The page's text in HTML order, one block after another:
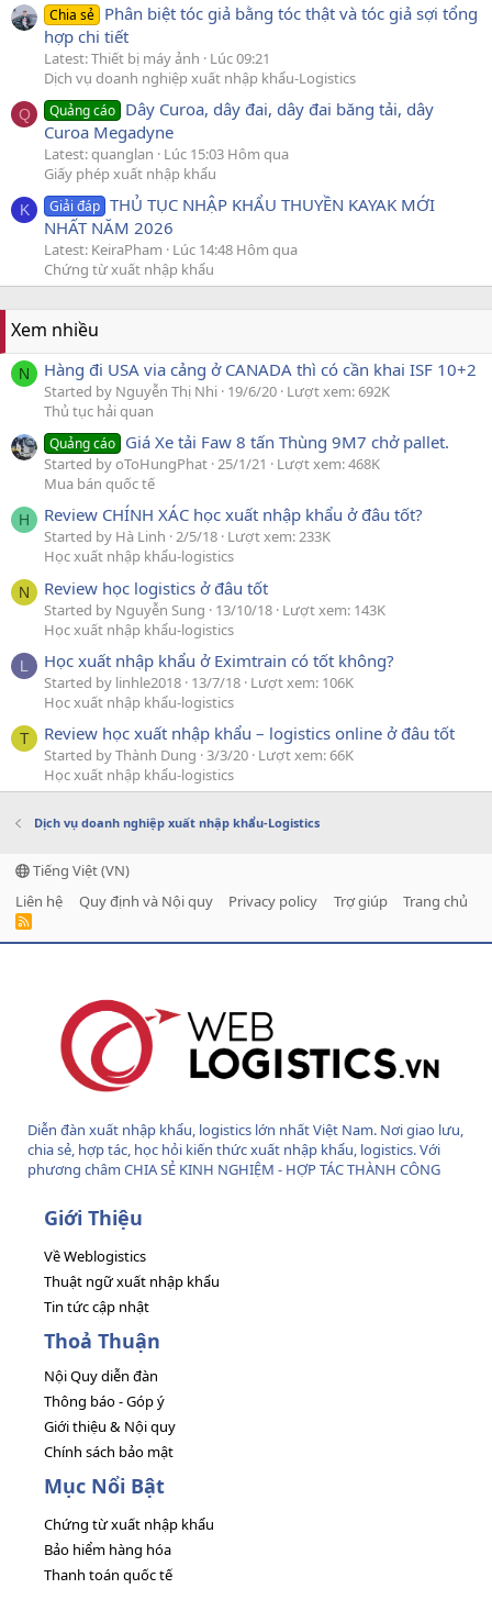
Chia sẻ Phân biệt tóc giả bằng tóc thật và tóc giả sợi tổng
hợp chi tiết
Latest: Thiết bị máy ảnh
Lúc 09:21
Dịch vụ doanh nghiệp xuất nhập khẩu-Logistics
Q Quảng cáo Dây Curoa, dây đai, dây đai băng tải, dây
Curoa Megadyne
Latest: quanglan
Lúc 15:03 Hôm qua
Giấy phép xuất nhập khẩu
K Giải đáp THỦ TỤC NHẬP KHẨU THUYỀN KAYAK MỚI
NHẤT NĂM 2026
Latest: KeiraPham
Lúc 14:48 Hôm qua
Chứng từ xuất nhập khẩu
Xem nhiều
N Hàng đi USA via cảng ở CANADA thì có cần khai ISF 10+2
Started by Nguyễn Thị Nhi 19/6/20 Lượt xem: 692K
Thủ tục hải quan
Quảng cáo Giá Xe tải Faw 8 tấn Thùng 9M7 chở pallet.
Started by oToHungPhat 25/1/21
Lượt xem: 468K
Mua bán quốc tế
H Review CHÍNH XÁC học xuất nhập khẩu ở đâu tốt?
Started by Hà Linh 2/5/18 Lượt xem: 233K
Học xuất nhập khẩu-logistics
N Review học logistics ở đâu tốt
Started by Nguyễn Sung 13/10/18 Lượt xem: 143K
Học xuất nhập khẩu-logistics
L Học xuất nhập khẩu ở Eximtrain có tốt không?
Started by linhle2018 13/7/18 Lượt xem: 106K
Học xuất nhập khẩu-logistics
T Review học xuất nhập khẩu – logistics online ở đâu tốt
Started by Thành Dung 3/3/20 Lượt xem: 66K
Học xuất nhập khẩu-logistics
Dịch vụ doanh nghiệp xuất nhập khẩu-Logistics
Tiếng Việt (VN)
Liên hệ
Quy định và Nội quy Privacy policy Trợ giúp Trang chủ
R
Diễn đàn xuất nhập khẩu, logistics lớn nhất Việt Nam. Nơi giao lưu,
chia sẻ, hợp tác, học hỏi kiến thức xuất nhập khẩu, logistics. Với
phương châm CHIA SẺ KINH NGHIỆM - HỢP TÁC THÀNH CÔNG
Giới Thiệu
Về Weblogistics
Thuật ngữ xuất nhập khẩu
Tin tức cập nhật
Thoả Thuận
Nội Quy diễn đàn
Thông báo - Góp ý
Giới thiệu & Nội quy
Chính sách bảo mật
Mục Nổi Bật
Chứng từ xuất nhập khẩu
Bảo hiểm hàng hóa
Thanh toán quốc tế